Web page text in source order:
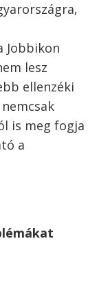
Jobbikon
lesz
ellenzéki
is meg fogja
a